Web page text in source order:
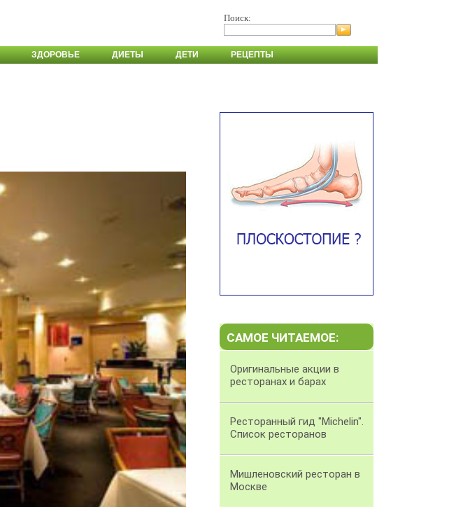
Поиск:
ЗДОРОВЬЕ ДИЕТЫ ДЕТИ РЕЦЕПТЫ
САМОЕ ЧИТАЕМОЕ:
Оригинальные акции в
ресторанах и барах
Ресторанный гид "Michelin".
Список ресторанов
Мишленовский ресторан в
Москве